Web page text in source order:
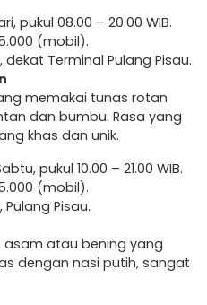
pukul 08.00 – 20.00 WIB.
(mobil).
Terminal Pulang Pisau.
memakai tunas rotan
dan bumbu. Rasa yang
khas dan unik.
pukul 10.00 – 21.00 WIB.
(mobil).
Pisau.
asam atau bening yang
dengan nasi putih, sangat